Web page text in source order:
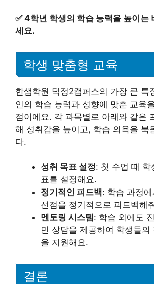
✅4학년 학생의 학습 능력을 높이는
세요.
학생 맞춤형 교육
한샘학원 덕정2캠퍼스의 가장 큰 특
인의 학습 능력과 성향에 맞춘 교육
점이에요. 각 과목별로 아래와 같은
해 성취감을 높이고, 학습 의욕을 북
다.
성취 목표 설정: 첫 수업 때 학
표를 설정해요.
정기적인 피드백: 학습 과정
선점을 정기적으로 피드백해
멘토링 시스템 : 학습 외에도
민 상담을 제공하여 학생들의
을 지원해요.
결론